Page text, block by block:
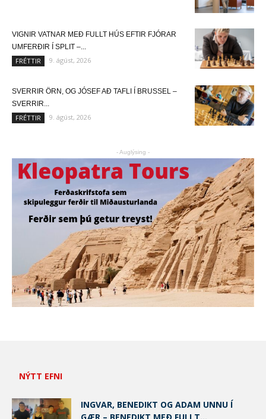
VIGNIR VATNAR MEÐ FULLT HÚS EFTIR FJÓRAR
UMFERÐIR Í SPLIT –...
FRÉTTIR 9. ágúst, 2026
SVERRIR ÖRN, OG JÓSEF AÐ TAFLI Í BRUSSEL –
SVERRIR...
FRÉTTIR 9. ágúst, 2026
- Auglýsing -
NÝTT EFNI
INGVAR, BENEDIKT OG ADAM UNNU Í
GÆR – BENEDIKT MEÐ FULLT...